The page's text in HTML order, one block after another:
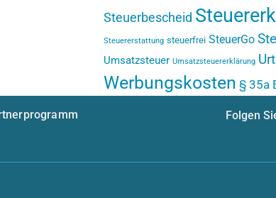
Steuerbescheid
Steuererstattung steuerfrei SteuerGo
Umsatzsteuer Umsatzsteuererklärung
Werbungskosten § 35a
Folgen